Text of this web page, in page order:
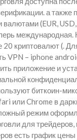
а также
(EUR,
международная.
20 криптовалют (.
VPN – iphone
приложение и
биткоин-
или Chrome в
режим
для трейдеров,
есть график